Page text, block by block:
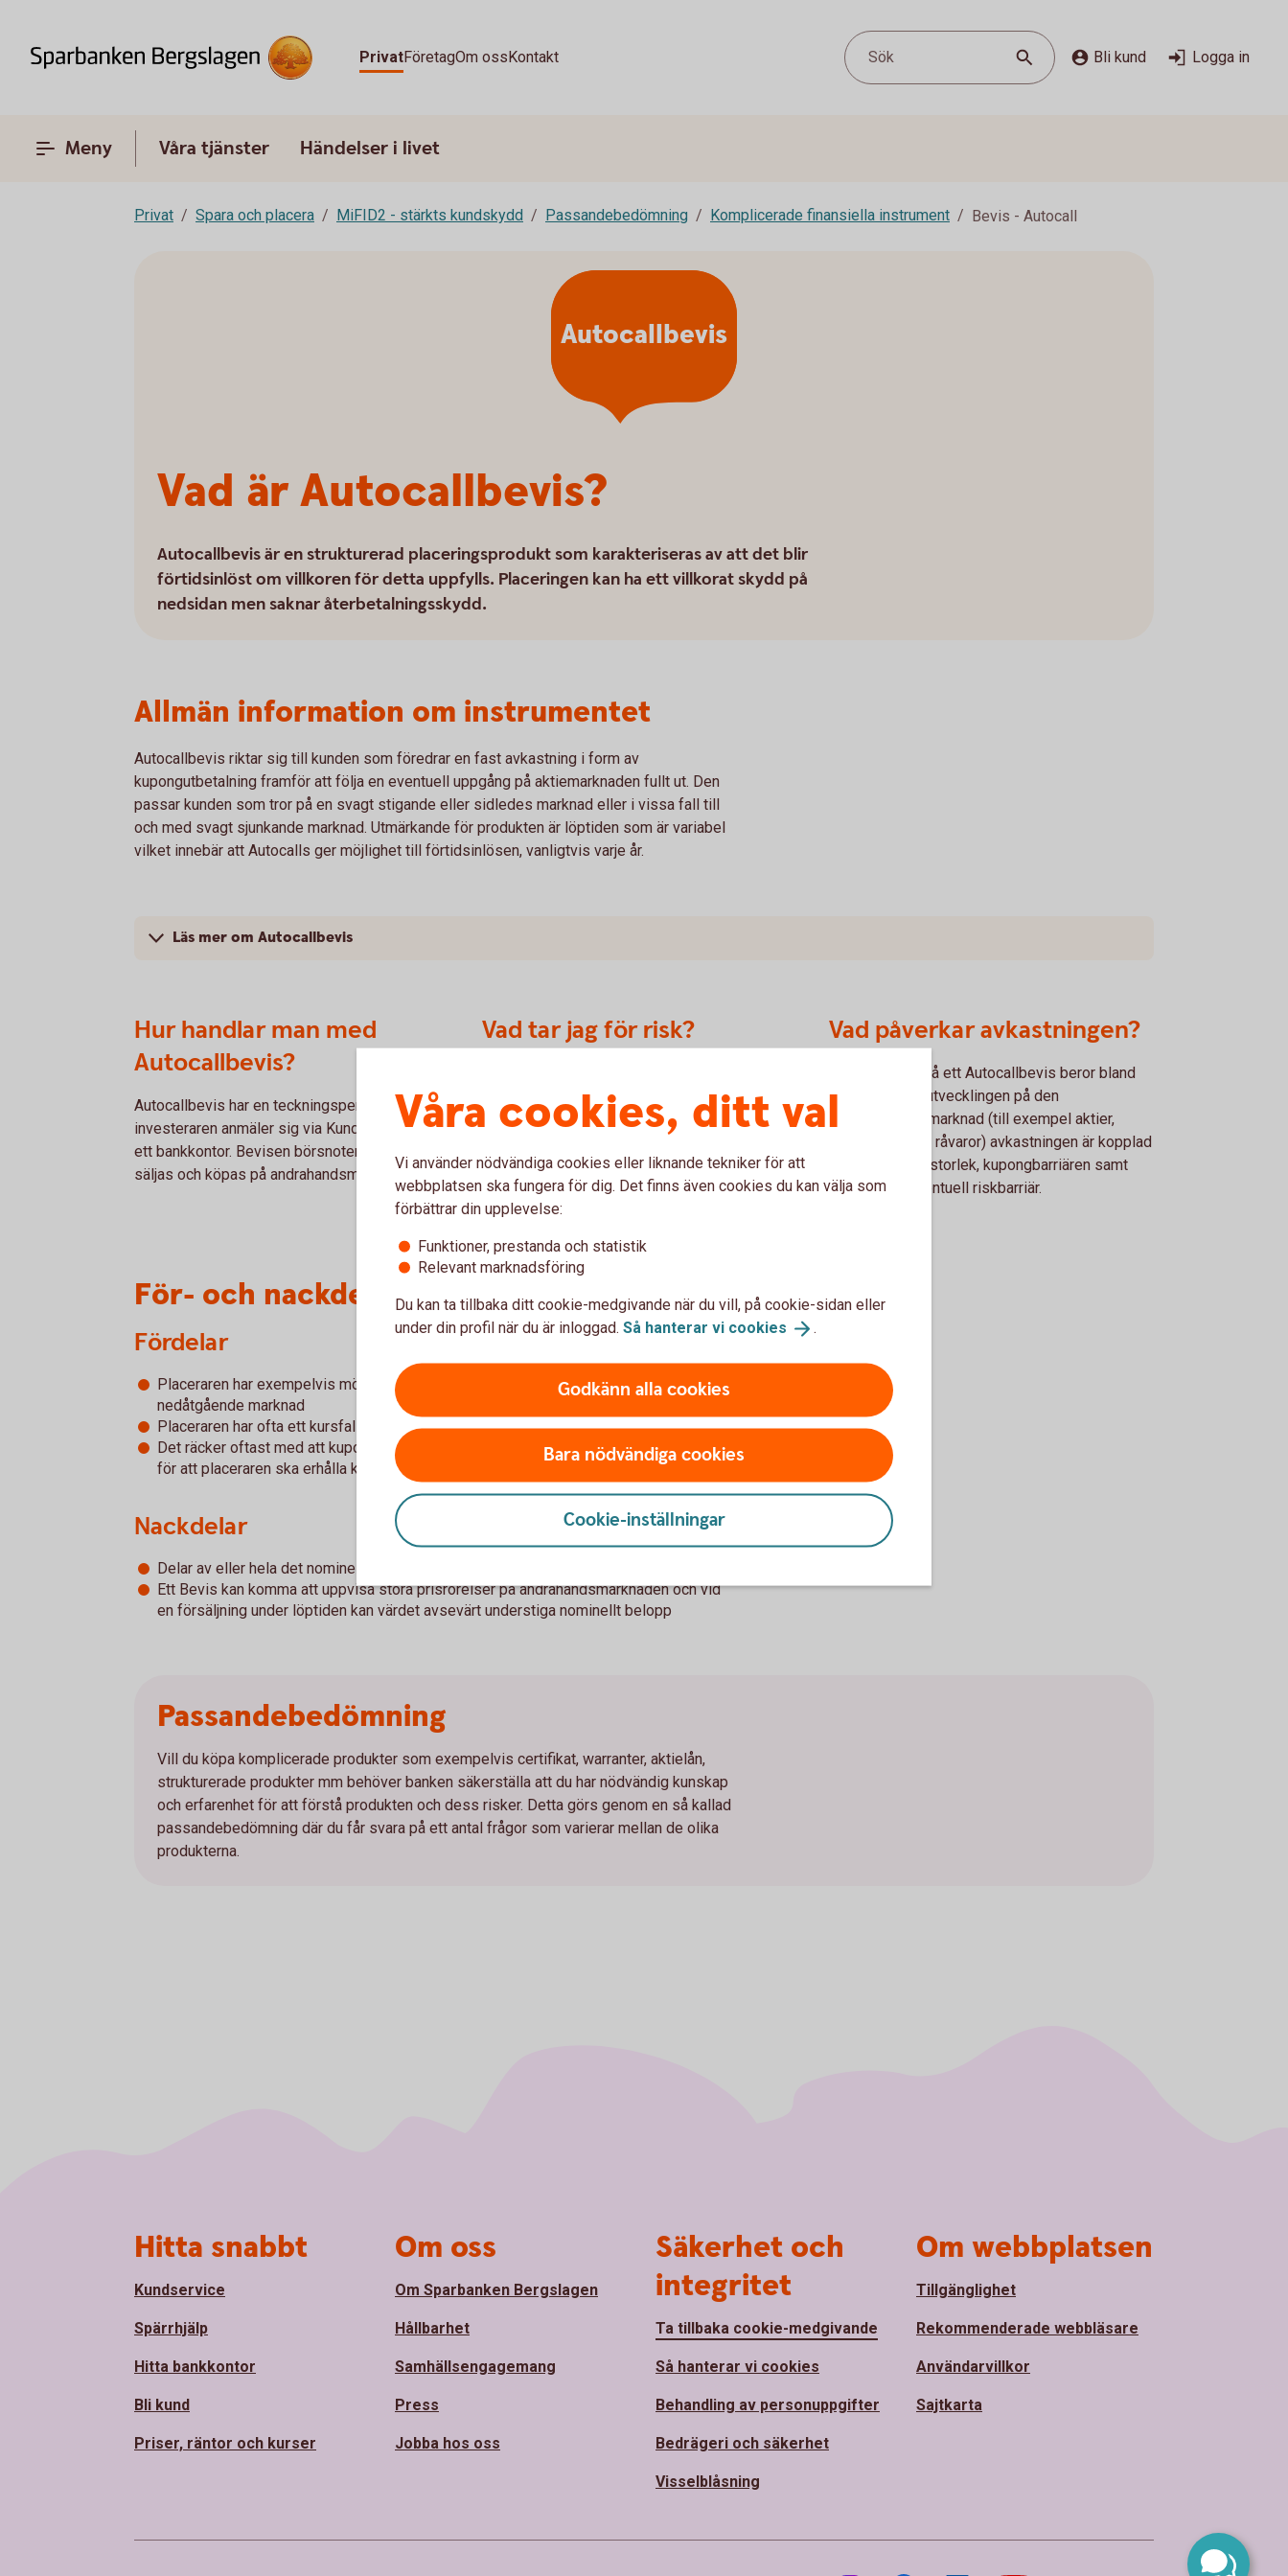
PrivatFöretagOm ossKontakt Sök Bli kund Logga in
Meny Våra tjänster Händelser i livet
Privat Spara och placera MiFID2 - stärkts kundskydd Passandebedömning Komplicerade finansiella instrument Bevis - Autocall
Vad är Autocallbevis?
Autocallbevis är en strukturerad placeringsprodukt som karakteriseras av att det blir
förtidsinlöst om villkoren för detta uppfylls. Placeringen kan ha ett villkorat skydd på
nedsidan men saknar återbetalningsskydd.
Autocallbevis
Allmän information om instrumentet
Autocallbevis riktar sig till kunden som föredrar en fast avkastning i form av
kupongutbetalning framför att följa en eventuell uppgång på aktiemarknaden fullt ut. Den
passar kunden som tror på en svagt stigande eller sidledes marknad eller i vissa fall till
och med svagt sjunkande marknad. Utmärkande för produkten är löptiden som är variabel
vilket innebär att Autocalls ger möjlighet till förtidsinlösen, vanligtvis varje år.
Läs mer om Autocallbevis
Hur handlar man med
Autocallbevis?
Autocallbevis har en teckningsperiod och
investeraren anmäler sig via Kundcenter eller på
ett bankkontor. Bevisen börsnoteras och kan
säljas och köpas på andrahandsmarknaden.
Vad tar jag för risk?
delar av det nominella beloppet gå förlorat.
Autocallbevis omfattas inte av den statliga
emittenten, Swedbank, går i konkurs kan hela
eller delar av beloppet gå förlorat.
Vad påverkar avkastningen?
Avkastningen på ett Autocallbevis beror bland
annat på värdeutvecklingen på den
underliggande marknad (till exempel aktier,
aktieindex eller råvaror) avkastningen är kopplad
till, kupongens storlek, kupongbarriären samt
nivån på en eventuell riskbarriär.
För- och nackdelar med Autocallbevis
Fördelar
Placeraren har exempelvis möjlighet till avkastning även vid en sidledes och ibland
nedåtgående marknad
Placeraren har ofta ett kursfallsskydd till en viss nivå, riskbarriären
Det räcker oftast med att kupongvillkoret är uppfyllt vid något av avläsningstillfällena
för att placeraren ska erhålla kupongutbetalningen
Nackdelar
Delar av eller hela det nominella beloppet kan gå förlorat
Ett Bevis kan komma att uppvisa stora prisrörelser på andrahandsmarknaden och vid
en försäljning under löptiden kan värdet avsevärt understiga nominellt belopp
Passandebedömning
Vill du köpa komplicerade produkter som exempelvis certifikat, warranter, aktielån,
strukturerade produkter mm behöver banken säkerställa att du har nödvändig kunskap
och erfarenhet för att förstå produkten och dess risker. Detta görs genom en så kallad
passandebedömning där du får svara på ett antal frågor som varierar mellan de olika
produkterna.
Våra cookies, ditt val
Vi använder nödvändiga cookies eller liknande tekniker för att
webbplatsen ska fungera för dig. Det finns även cookies du kan välja som
förbättrar din upplevelse:
Funktioner, prestanda och statistik
Relevant marknadsföring
Du kan ta tillbaka ditt cookie-medgivande när du vill, på cookie-sidan eller
under din profil när du är inloggad. Så hanterar vi cookies .
Godkänn alla cookies
Bara nödvändiga cookies
Cookie-inställningar
Hitta snabbt
Kundservice
Spärrhjälp
Hitta bankkontor
Bli kund
Priser, räntor och kurser
Om oss
Om Sparbanken Bergslagen
Hållbarhet
Samhällsengagemang
Press
Jobba hos oss
Säkerhet och
integritet
Ta tillbaka cookie-medgivande
Så hanterar vi cookies
Behandling av personuppgifter
Bedrägeri och säkerhet
Visselblåsning
Om webbplatsen
Tillgänglighet
Rekommenderade webbläsare
Användarvillkor
Sajtkarta